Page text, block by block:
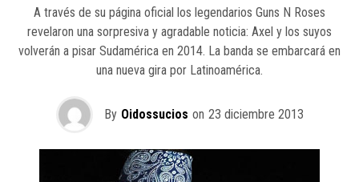
A través de su página oficial los legendarios Guns N Roses
revelaron una sorpresiva y agradable noticia: Axel y los suyos
volverán a pisar Sudamérica en 2014. La banda se embarcará en
una nueva gira por Latinoamérica.
By Oidossucios on 23 diciembre 2013